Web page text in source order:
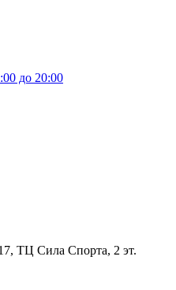
до 20:00
ТЦ Сила Спорта, 2 эт.